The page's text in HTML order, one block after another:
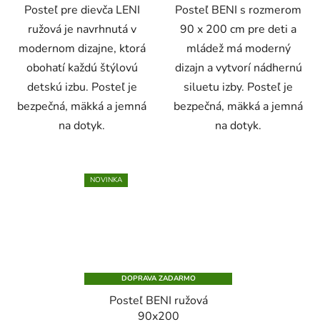
Posteľ pre dievča LENI
ružová je navrhnutá v
modernom dizajne, ktorá
obohatí každú štýlovú
detskú izbu. Posteľ je
bezpečná, mäkká a jemná
na dotyk.
Posteľ BENI s rozmerom
90 x 200 cm pre deti a
mládež má moderný
dizajn a vytvorí nádhernú
siluetu izby. Posteľ je
bezpečná, mäkká a jemná
na dotyk.
NOVINKA
DOPRAVA ZADARMO
Posteľ BENI ružová
90x200